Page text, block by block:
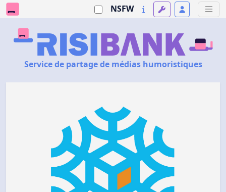
NSFW
Service de partage de médias humoristiques